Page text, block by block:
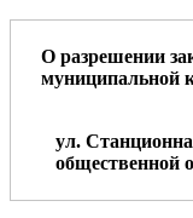
О разрешении
муниципальной
ул.
общественной